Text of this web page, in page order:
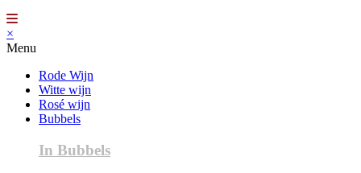
×
Menu
Rode Wijn
Witte wijn
Rosé wijn
Bubbels
In Bubbels